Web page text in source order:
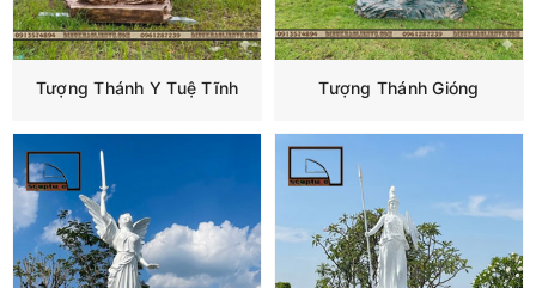
Tượng Thánh Y Tuệ Tĩnh Tượng Thánh Gióng